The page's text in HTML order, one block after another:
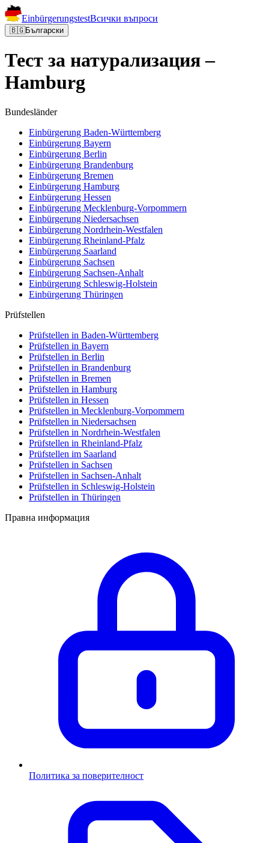
EinbürgerungstestВсички въпроси
🇧🇬Български
Тест за натурализация –
Hamburg
Bundesländer
Einbürgerung Baden-Württemberg
Einbürgerung Bayern
Einbürgerung Berlin
Einbürgerung Brandenburg
Einbürgerung Bremen
Einbürgerung Hamburg
Einbürgerung Hessen
Einbürgerung Mecklenburg-Vorpommern
Einbürgerung Niedersachsen
Einbürgerung Nordrhein-Westfalen
Einbürgerung Rheinland-Pfalz
Einbürgerung Saarland
Einbürgerung Sachsen
Einbürgerung Sachsen-Anhalt
Einbürgerung Schleswig-Holstein
Einbürgerung Thüringen
Prüfstellen
Prüfstellen in Baden-Württemberg
Prüfstellen in Bayern
Prüfstellen in Berlin
Prüfstellen in Brandenburg
Prüfstellen in Bremen
Prüfstellen in Hamburg
Prüfstellen in Hessen
Prüfstellen in Mecklenburg-Vorpommern
Prüfstellen in Niedersachsen
Prüfstellen in Nordrhein-Westfalen
Prüfstellen in Rheinland-Pfalz
Prüfstellen im Saarland
Prüfstellen in Sachsen
Prüfstellen in Sachsen-Anhalt
Prüfstellen in Schleswig-Holstein
Prüfstellen in Thüringen
Правна информация
Политика за поверителност